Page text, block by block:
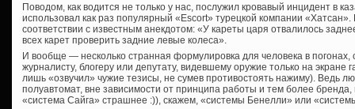
Поводом, как водится не только у нас, послужил кровавый инцидент в
использовал как раз популярный «Escort» турецкой компании «Хатсан».
соответствии с известным анекдотом: «У кареты царя отвалилось
всех карет проверить задние левые колеса».
И вообще — несколько странная формулировка для человека в
журналисту, блогеру или депутату, видевшему оружие только на экране
лишь «озвучил» чужие тезисы, не сумев противостоять нажиму). Ведь
полуавтомат, вне зависимости от принципа работы и тем более
«система Сайга» страшнее :)), скажем, «системы Бенелли» или